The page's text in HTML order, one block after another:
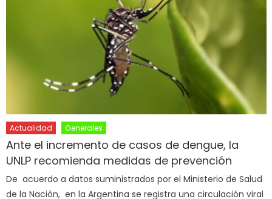
Actualidad Generales
Ante el incremento de casos de dengue, la
UNLP recomienda medidas de prevención
De acuerdo a datos suministrados por el Ministerio de Salud
de la Naciòn, en la Argentina se registra una circulación viral